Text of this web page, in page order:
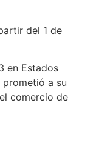
del 1 de
en Estados
prometió a su
comercio de